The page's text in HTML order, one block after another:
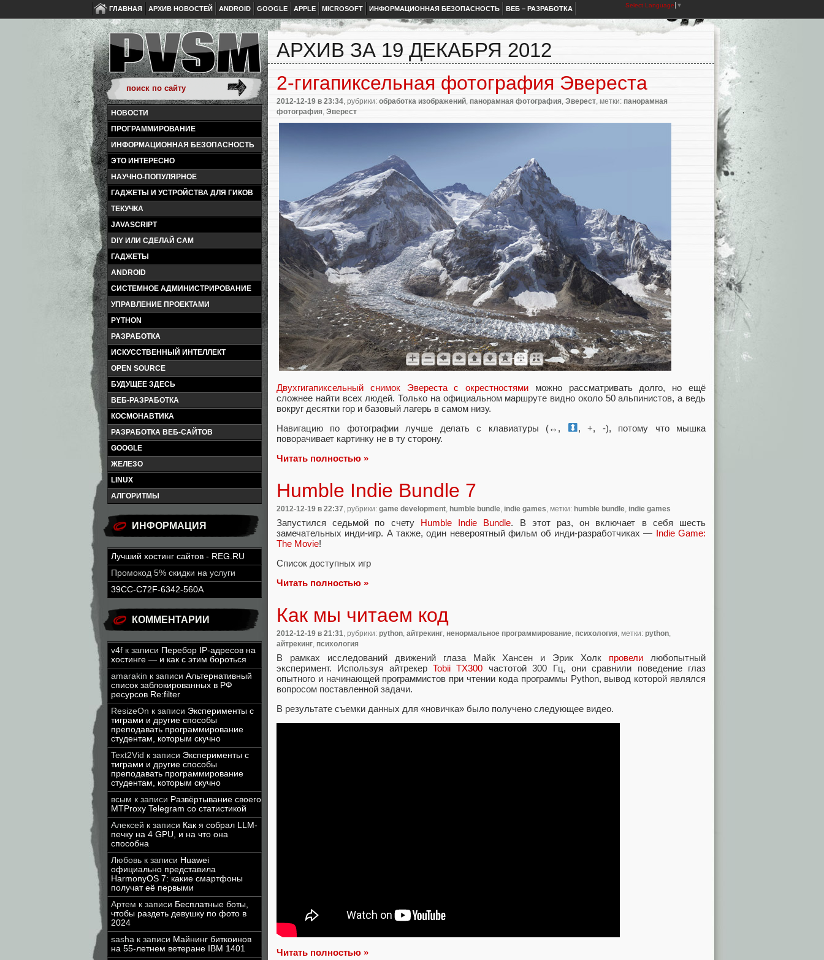
ГЛАВНАЯ АРХИВ НОВОСТЕЙ ANDROID GOOGLE APPLE MICROSOFT ИНФОРМАЦИОННАЯ БЕЗОПАСНОСТЬ ВЕБ – РАЗРАБОТКА Select Language ▼
НОВОСТИ
ПРОГРАММИРОВАНИЕ
ИНФОРМАЦИОННАЯ БЕЗОПАСНОСТЬ
ЭТО ИНТЕРЕСНО
НАУЧНО-ПОПУЛЯРНОЕ
ГАДЖЕТЫ И УСТРОЙСТВА ДЛЯ ГИКОВ
ТЕКУЧКА
JAVASCRIPT
DIY ИЛИ СДЕЛАЙ САМ
ГАДЖЕТЫ
ANDROID
СИСТЕМНОЕ АДМИНИСТРИРОВАНИЕ
УПРАВЛЕНИЕ ПРОЕКТАМИ
PYTHON
РАЗРАБОТКА
ИСКУССТВЕННЫЙ ИНТЕЛЛЕКТ
OPEN SOURCE
БУДУЩЕЕ ЗДЕСЬ
ВЕБ-РАЗРАБОТКА
КОСМОНАВТИКА
РАЗРАБОТКА ВЕБ-САЙТОВ
GOOGLE
ЖЕЛЕЗО
LINUX
АЛГОРИТМЫ
ИНФОРМАЦИЯ
Лучший хостинг сайтов - REG.RU
Промокод 5% скидки на услуги
39CC-C72F-6342-560A
КОММЕНТАРИИ
v4f к записи Перебор IP-адресов на
хостинге — и как с этим бороться
amarakin к записи Альтернативный
список заблокированных в РФ
ресурсов Re:filter
ResizeOn к записи Эксперименты с
тиграми и другие способы
преподавать программирование
студентам, которым скучно
Text2Vid к записи Эксперименты с
тиграми и другие способы
преподавать программирование
студентам, которым скучно
всым к записи Развёртывание своего
MTProxy Telegram со статистикой
Алексей к записи Как я собрал LLM-
печку на 4 GPU, и на что она
способна
Любовь к записи Huawei
официально представила
HarmonyOS 7: какие смартфоны
получат её первыми
Артем к записи Бесплатные боты,
чтобы раздеть девушку по фото в
2024
sasha к записи Майнинг биткоинов
на 55-летнем ветеране IBM 1401
АРХИВ ЗА 19 ДЕКАБРЯ 2012
2-гигапиксельная фотография Эвереста
2012-12-19 в 23:34, рубрики: обработка изображений, панорамная фотография, Эверест, метки: панорамная
фотография, Эверест
Двухгигапиксельный снимок Эвереста с окрестностями можно рассматривать долго, но ещё
сложнее найти всех людей. Только на официальном маршруте видно около 50 альпинистов, а ведь
вокруг десятки гор и базовый лагерь в самом низу.
Навигацию по фотографии лучше делать с клавиатуры (↔ ,
, +, -), потому что мышка
поворачивает картинку не в ту сторону.
Читать полностью »
Humble Indie Bundle 7
2012-12-19 в 22:37, рубрики: game development, humble bundle, indie games, метки: humble bundle, indie games
Запустился седьмой по счету Humble Indie Bundle. В этот раз, он включает в себя шесть
замечательных инди-игр. А также, один невероятный фильм об инди-разработчиках — Indie Game:
The Movie!
Список доступных игр
Читать полностью »
Как мы читаем код
2012-12-19 в 21:31, рубрики: python, айтрекинг, ненормальное программирование, психология, метки: python,
айтрекинг, психология
В рамках исследований движений глаза Майк Хансен и Эрик Холк провели любопытный
эксперимент. Используя айтрекерTobii TX300 частотой 300 Гц, они сравнили поведение глаз
опытного и начинающей программистов при чтении кода программы Python, вывод которой являлся
вопросом поставленной задачи.
В результате съемки данных для «новичка» было получено следующее видео.
Читать полностью »